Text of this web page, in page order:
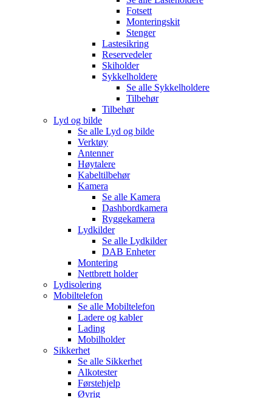
Fotsett
Monteringskit
Stenger
Lastesikring
Reservedeler
Skiholder
Sykkelholdere
Se alle Sykkelholdere
Tilbehør
Tilbehør
Lyd og bilde
Se alle Lyd og bilde
Verktøy
Antenner
Høytalere
Kabeltilbehør
Kamera
Se alle Kamera
Dashbordkamera
Ryggekamera
Lydkilder
Se alle Lydkilder
DAB Enheter
Montering
Nettbrett holder
Lydisolering
Mobiltelefon
Se alle Mobiltelefon
Ladere og kabler
Lading
Mobilholder
Sikkerhet
Se alle Sikkerhet
Alkotester
Førstehjelp
Øvrig